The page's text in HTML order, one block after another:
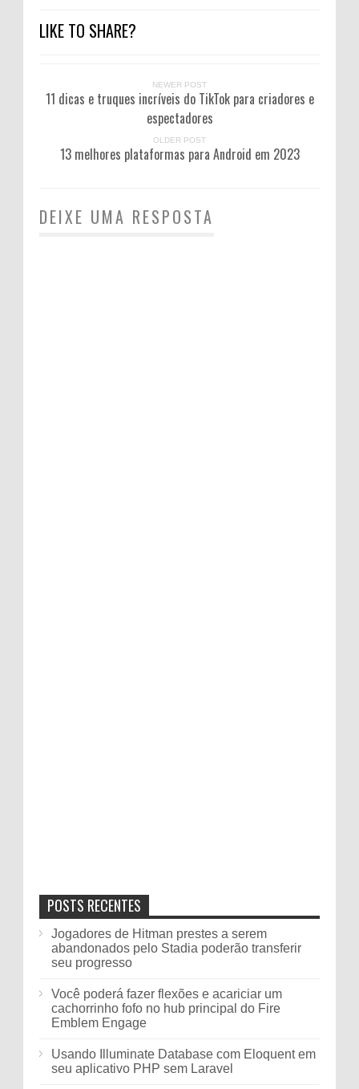
LIKE TO SHARE?
NEWER POST
11 dicas e truques incríveis do TikTok para criadores e
espectadores
OLDER POST
13 melhores plataformas para Android em 2023
DEIXE UMA RESPOSTA
POSTS RECENTES
Jogadores de Hitman prestes a serem
abandonados pelo Stadia poderão transferir
seu progresso
Você poderá fazer flexões e acariciar um
cachorrinho fofo no hub principal do Fire
Emblem Engage
Usando Illuminate Database com Eloquent em
seu aplicativo PHP sem Laravel